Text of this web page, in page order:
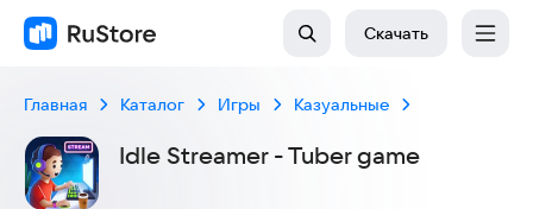
Скачать
Главная Каталог Игры Казуальные
Idle Streamer - Tuber game